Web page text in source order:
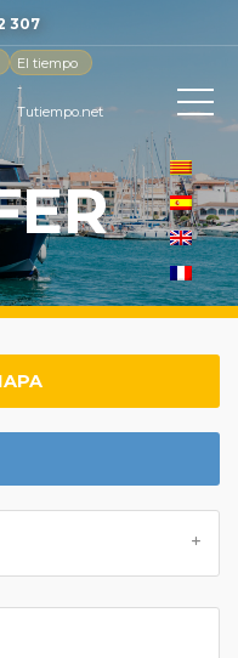
307
El tiempo
-
Tutiempo.net